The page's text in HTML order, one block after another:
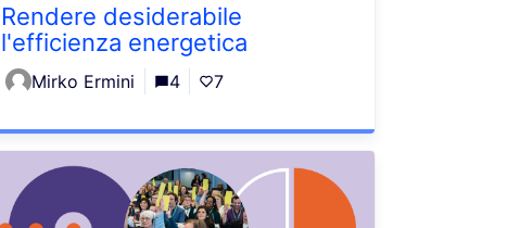
Rendere desiderabile
l'efficienza energetica
Mirko Ermini 4 7